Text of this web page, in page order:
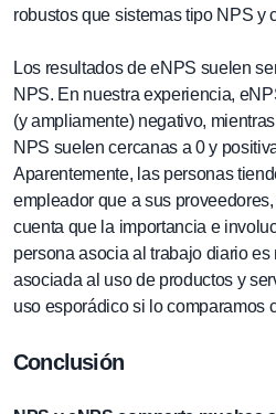
robustos que sistemas tipo NPS y
Los resultados de eNPS suelen
NPS. En nuestra experiencia,
(y ampliamente) negativo,
NPS suelen cercanas a 0 y
Aparentemente, las personas
empleador que a sus
cuenta que la importancia e
persona asocia al trabajo diario
asociada al uso de productos y
uso esporádico si lo comparamos
Conclusión